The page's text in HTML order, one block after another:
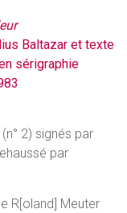
Baltazar et texte
sérigraphie
2) signés par
par
R[oland] Meuter